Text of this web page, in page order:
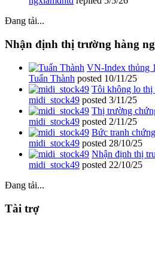
Đang tải...
Nhận định thị trường hàng
VN-Index thủng
Tuấn Thành posted 10/11/25
Tôi không lo thị
midi_stock49 posted 3/11/25
Thị trường
midi_stock49 posted 2/11/25
Bức tranh
midi_stock49 posted 28/10/25
Nhận định thị
midi_stock49 posted 22/10/25
Đang tải...
Tài trợ